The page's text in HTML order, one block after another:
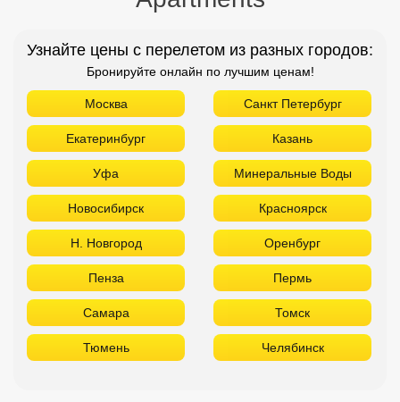
Н. Новгород Оренбург
Пенза Пермь
Самара Томск
Тюмень Челябинск
ТОП отелей 5* звезд
Используйте удобные фильтры
Турция Аланья